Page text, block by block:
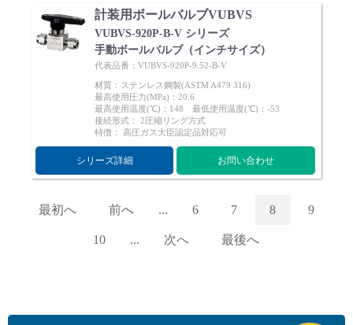
計装用ボールバルブVUBVS
VUBVS-920P-B-V シリーズ
手動ボールバルブ（インチサイズ）
代表品番：VUBVS-920P-9.52-B-V
材質：ステンレス鋼製(ASTM A479 316)
最高使用圧力(MPa)：20.6
最高使用温度(℃)：148 最低使用温度(℃)：-53
接続形式： 2圧縮リング方式
特徴： 高圧ガス大臣認定品対応可
シリーズ詳細 お問い合わせ
最初へ 前へ ... 6 7 8 9
10 ... 次へ 最後へ